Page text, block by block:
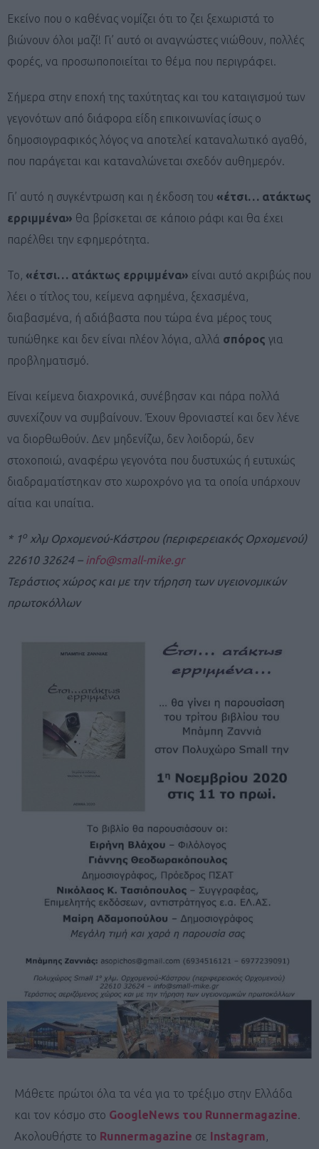
Εκείνο που ο καθένας νομίζει ότι το ζει ξεχωριστά το
βιώνουν όλοι μαζί! Γι’ αυτό οι αναγνώστες νιώθουν, πολλές
φορές, να προσωποποιείται το θέμα που περιγράφει.
Σήμερα στην εποχή της ταχύτητας και του καταιγισμού των
γεγονότων από διάφορα είδη επικοινωνίας ίσως ο
δημοσιογραφικός λόγος να αποτελεί καταναλωτικό αγαθό,
που παράγεται και καταναλώνεται σχεδόν αυθημερόν.
Γι’ αυτό η συγκέντρωση και η έκδοση του «έτσι… ατάκτως
ερριμμένα» θα βρίσκεται σε κάποιο ράφι και θα έχει
παρέλθει την εφημερότητα.
Το, «έτσι… ατάκτως ερριμμένα» είναι αυτό ακριβώς που
λέει ο τίτλος του, κείμενα αφημένα, ξεχασμένα,
διαβασμένα, ή αδιάβαστα που τώρα ένα μέρος τους
τυπώθηκε και δεν είναι πλέον λόγια, αλλά σπόρος για
προβληματισμό.
Είναι κείμενα διαχρονικά, συνέβησαν και πάρα πολλά
συνεχίζουν να συμβαίνουν. Έχουν θρονιαστεί και δεν λένε
να διορθωθούν. Δεν μηδενίζω, δεν λοιδορώ, δεν
στοχοποιώ, αναφέρω γεγονότα που δυστυχώς ή ευτυχώς
διαδραματίστηκαν στο χωροχρόνο για τα οποία υπάρχουν
αίτια και υπαίτια.
* 1ο χλμ Ορχομενού-Κάστρου (περιφερειακός Ορχομενού)
22610 32624 – info@small-mike.gr
Τεράστιος χώρος και με την τήρηση των υγειονομικών
πρωτοκόλλων
Μάθετε πρώτοι όλα τα νέα για το τρέξιμο στην Ελλάδα
και τον κόσμο στο GoogleNews του Runnermagazine.
Ακολουθήστε το Runnermagazine σε Instagram,